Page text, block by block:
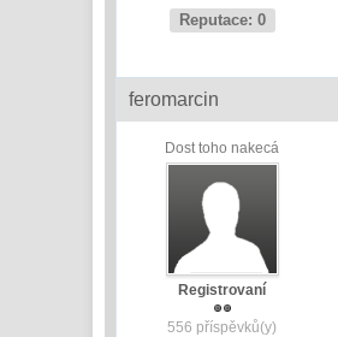
Reputace: 0
feromarcin
Dost toho nakecá
Registrovaní
556 příspěvků(y)